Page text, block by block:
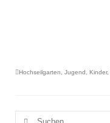
Unser Ort
Hochseilgarten Jugend Kinder,
Suche